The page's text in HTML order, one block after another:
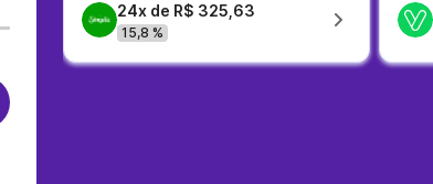
24x de R$ 325,63
15,8 %